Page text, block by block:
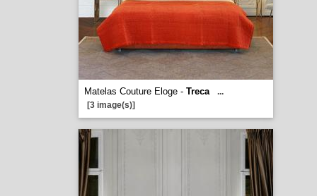
Matelas Couture Eloge - Treca
...
[3 image(s)]